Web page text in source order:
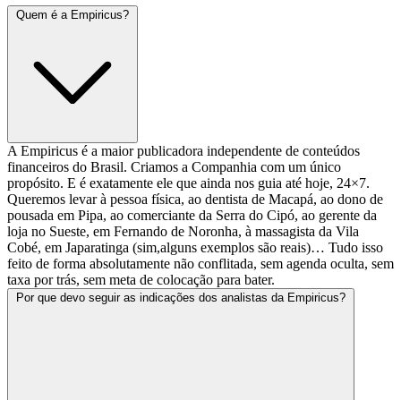
Quem é a Empiricus?
A Empiricus é a maior publicadora independente de conteúdos
financeiros do Brasil. Criamos a Companhia com um único
propósito. E é exatamente ele que ainda nos guia até hoje, 24×7.
Queremos levar à pessoa física, ao dentista de Macapá, ao dono de
pousada em Pipa, ao comerciante da Serra do Cipó, ao gerente da
loja no Sueste, em Fernando de Noronha, à massagista da Vila
Cobé, em Japaratinga (sim,alguns exemplos são reais)… Tudo isso
feito de forma absolutamente não conflitada, sem agenda oculta, sem
taxa por trás, sem meta de colocação para bater.
Por que devo seguir as indicações dos analistas da Empiricus?